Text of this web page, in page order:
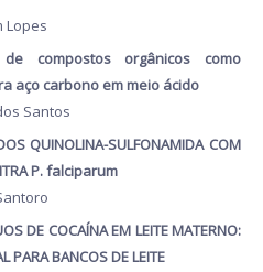
Lopes
compostos orgânicos como
aço carbono em meio ácido
Santos
QUINOLINA-SULFONAMIDA COM
P. falciparum
DE COCAÍNA EM LEITE MATERNO:
PARA BANCOS DE LEITE